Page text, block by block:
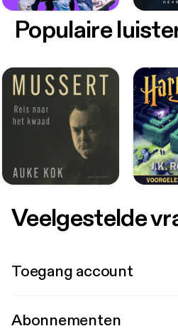
Populaire
Veelgestelde
Toegang account
Abonnementen